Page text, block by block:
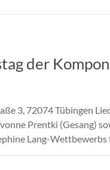
der
3, 72074 Tübingen
Prentki (Gesang)
Lang-